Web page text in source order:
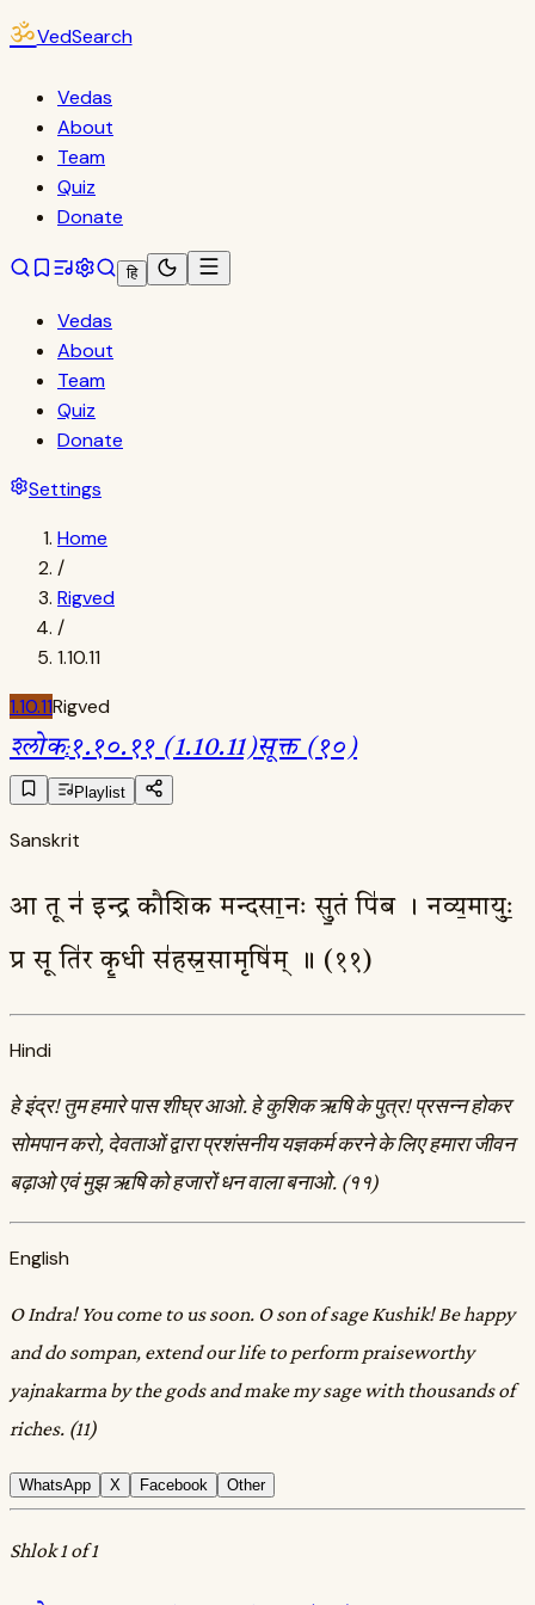
ॐVedSearch
Vedas
About
Team
Quiz
Donate
हि
Vedas
About
Team
Quiz
Donate
Settings
Home
/
Rigved
/
1.10.11
1.10.11Rigved
श्लोक:१.१०.११ (1.10.11)सूक्त (१०)
Playlist
Sanskrit
आ तू न॑ इन्द्र कौशिक मन्दसा॒नः सु॒तं पि॑ब । नव्य॒मायुः॒
प्र सू ति॑र कृ॒धी स॑हस्र॒सामृषि॑म् ॥ (११)
Hindi
हे इंद्र! तुम हमारे पास शीघ्र आओ. हे कुशिक ऋषि के पुत्र! प्रसन्न होकर
सोमपान करो, देवताओं द्वारा प्रशंसनीय यज्ञकर्म करने के लिए हमारा जीवन
बढ़ाओ एवं मुझ ऋषि को हजारों धन वाला बनाओ. (११)
English
O Indra! You come to us soon. O son of sage Kushik! Be happy
and do sompan, extend our life to perform praiseworthy
yajnakarma by the gods and make my sage with thousands of
riches. (11)
WhatsApp X Facebook Other
Shlok 1 of 1